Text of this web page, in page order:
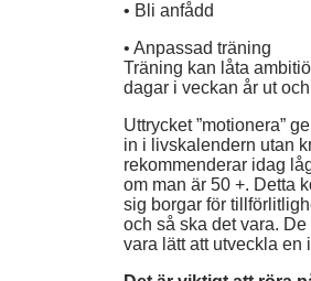
• Bli anfådd
• Anpassad träning
Träning kan låta
dagar i veckan år ut
Uttrycket ”motionera”
in i livskalendern utan
rekommenderar idag
om man är 50 +. Detta
sig borgar för
och så ska det vara.
vara lätt att utveckla en